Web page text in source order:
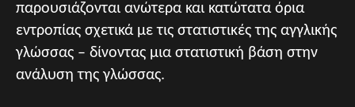
παρουσιάζονται ανώτερα και κατώτατα όρια
εντροπίας σχετικά με τις στατιστικές της αγγλικής
γλώσσας – δίνοντας μια στατιστική βάση στην
ανάλυση της γλώσσας.